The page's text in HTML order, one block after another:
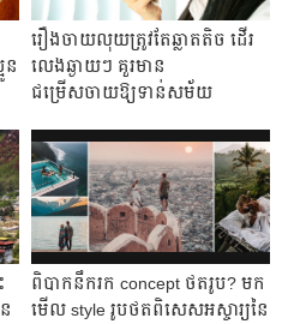
ន
រឿងចាយលុយត្រូវតែឆ្លាតតិច ដើរ
លេងឆ្ងាយៗ គួរមាន
ជម្រើសចាយឱ្យទាន់សម័យ
ពិបាក​នឹក​រក concept ថត​រូប? មក​
មើល​ style រូបថត​ពិសេស​អស្ចារ្យ​នៃ​​​